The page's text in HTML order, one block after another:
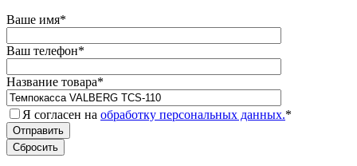
Ваше имя*
Ваш телефон*
Название товара*
Я согласен на обработку персональных данных.*